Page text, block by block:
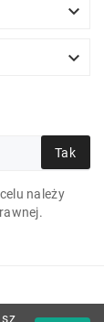


Tak
należy